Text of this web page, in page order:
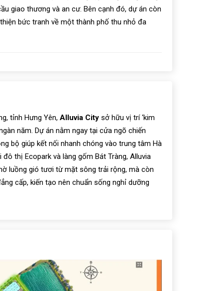
giao thương và an cư. Bên cạnh đó, dự án còn
bức tranh về một thành phố thu nhỏ đa
tỉnh Hưng Yên, Alluvia City sở hữu vị trí ‘kim
năm. Dự án nằm ngay tại cửa ngõ chiến
bộ giúp kết nối nhanh chóng vào trung tâm Hà
thị Ecopark và làng gốm Bát Tràng, Alluvia
luồng gió tươi từ mặt sông trải rộng, mà còn
cấp, kiến tạo nên chuẩn sống nghỉ dưỡng